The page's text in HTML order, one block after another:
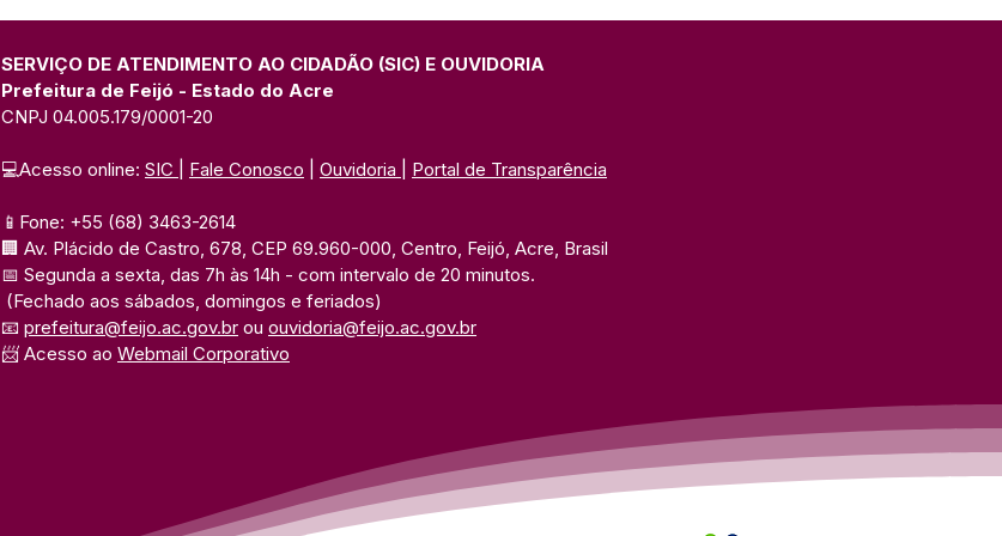
diversas modalidades
programação esportiva
SERVIÇO DE ATENDIMENTO AO CIDADÃO (SIC) E OUVIDORIA
Prefeitura de Feijó - Estado do Acre
CNPJ 04.005.179/0001-20
💻Acesso online: SIC Fale Conosco Ouvidoria Portal de Transparência
📱Fone: +55 (68) 3463-2614
🏢 Av. Plácido de Castro, 678, CEP 69.960-000, Centro, Feijó, Acre, Brasil
📅 Segunda a sexta, das 7h às 14h - com intervalo de 20 minutos.
(Fechado aos sábados, domingos e feriados)
📧 prefeitura@feijo.ac.gov.br ou ouvidoria@feijo.ac.gov.br
📨 Acesso ao Webmail Corporativo